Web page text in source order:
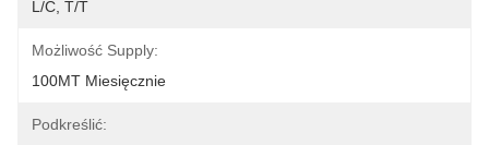
L/C, T/T
Możliwość Supply:
100MT Miesięcznie
Podkreślić: